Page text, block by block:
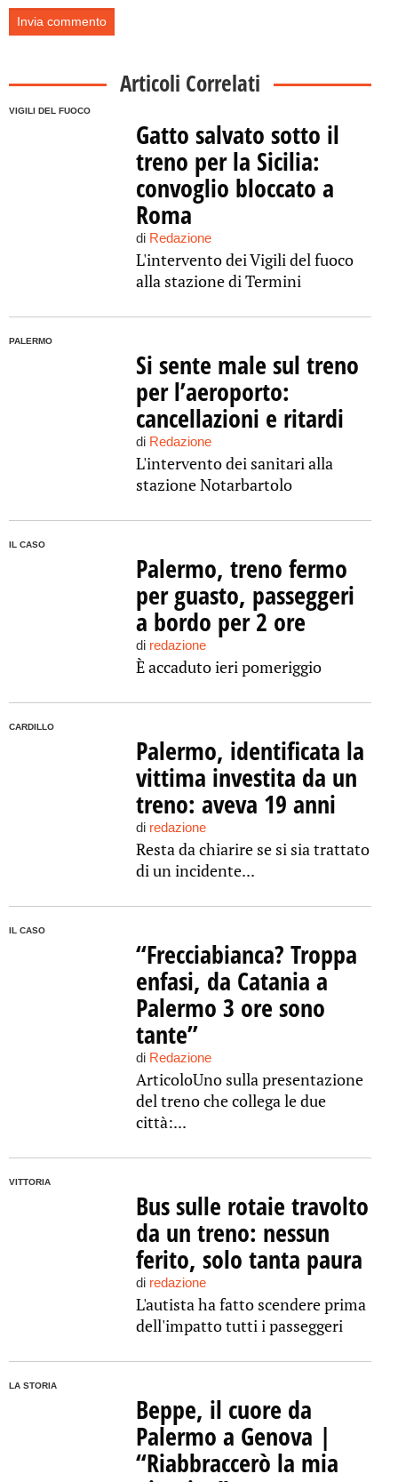
Articoli Correlati
VIGILI DEL FUOCO
Gatto salvato sotto il
treno per la Sicilia:
convoglio bloccato a
Roma
di Redazione
L'intervento dei Vigili del fuoco
alla stazione di Termini
PALERMO
Si sente male sul treno
per l’aeroporto:
cancellazioni e ritardi
di Redazione
L'intervento dei sanitari alla
stazione Notarbartolo
IL CASO
Palermo, treno fermo
per guasto, passeggeri
a bordo per 2 ore
di redazione
È accaduto ieri pomeriggio
CARDILLO
Palermo, identificata la
vittima investita da un
treno: aveva 19 anni
di redazione
Resta da chiarire se si sia trattato
di un incidente...
IL CASO
“Frecciabianca? Troppa
enfasi, da Catania a
Palermo 3 ore sono
tante”
di Redazione
ArticoloUno sulla presentazione
del treno che collega le due
città:...
VITTORIA
Bus sulle rotaie travolto
da un treno: nessun
ferito, solo tanta paura
di redazione
L'autista ha fatto scendere prima
dell'impatto tutti i passeggeri
LA STORIA
Beppe, il cuore da
Palermo a Genova |
“Riabbraccerò la mia